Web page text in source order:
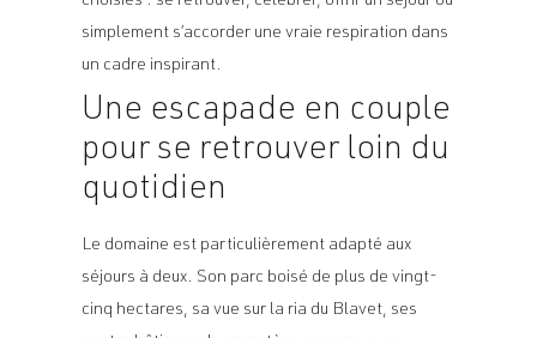
simplement s’accorder une vraie respiration dans
un cadre inspirant.
Une escapade en couple
pour se retrouver loin du
quotidien
Le domaine est particulièrement adapté aux
séjours à deux. Son parc boisé de plus de vingt-
cinq hectares, sa vue sur la ria du Blavet, ses